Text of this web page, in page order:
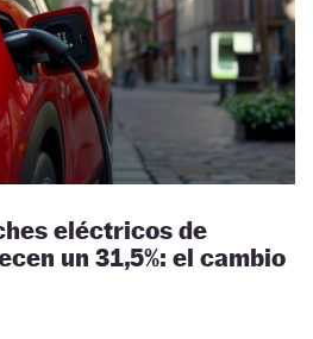
eléctricos de
un 31,5%: el cambio